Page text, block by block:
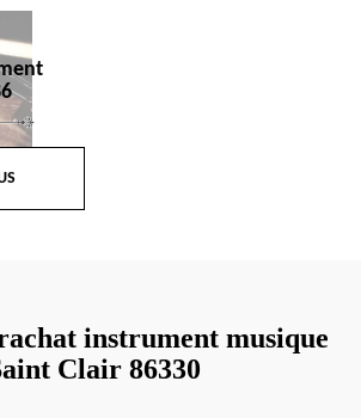
instrument musique
Clair 86330